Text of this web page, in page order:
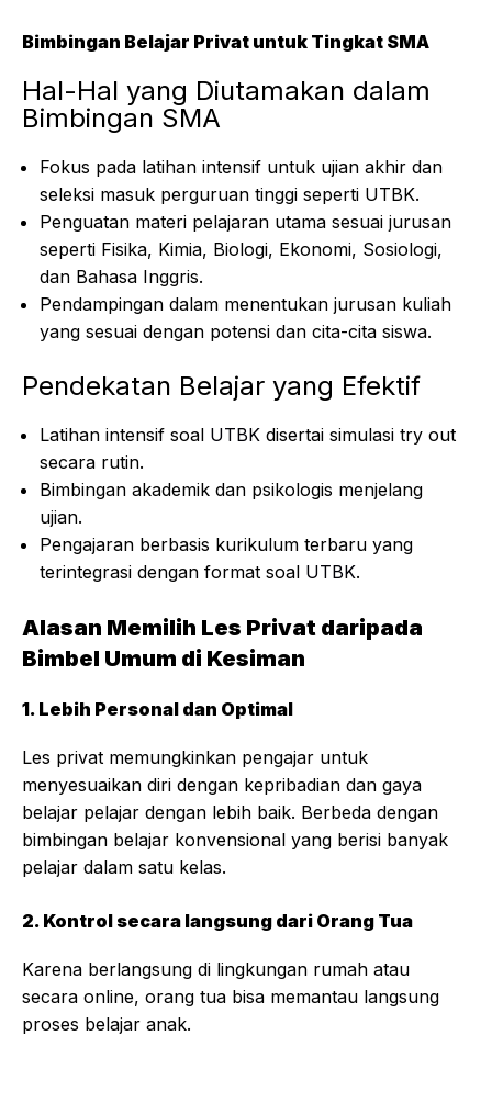
Bimbingan Belajar Privat untuk Tingkat SMA
Hal-Hal yang Diutamakan dalam
Bimbingan SMA
Fokus pada latihan intensif untuk ujian akhir dan
seleksi masuk perguruan tinggi seperti UTBK.
Penguatan materi pelajaran utama sesuai jurusan
seperti Fisika, Kimia, Biologi, Ekonomi, Sosiologi,
dan Bahasa Inggris.
Pendampingan dalam menentukan jurusan kuliah
yang sesuai dengan potensi dan cita-cita siswa.
Pendekatan Belajar yang Efektif
Latihan intensif soal UTBK disertai simulasi try out
secara rutin.
Bimbingan akademik dan psikologis menjelang
ujian.
Pengajaran berbasis kurikulum terbaru yang
terintegrasi dengan format soal UTBK.
Alasan Memilih Les Privat daripada
Bimbel Umum di Kesiman
1. Lebih Personal dan Optimal
Les privat memungkinkan pengajar untuk
menyesuaikan diri dengan kepribadian dan gaya
belajar pelajar dengan lebih baik. Berbeda dengan
bimbingan belajar konvensional yang berisi banyak
pelajar dalam satu kelas.
2. Kontrol secara langsung dari Orang Tua
Karena berlangsung di lingkungan rumah atau
secara online, orang tua bisa memantau langsung
proses belajar anak.